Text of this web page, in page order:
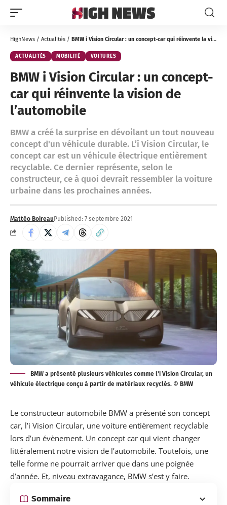
HighNews / Actualités / BMW i Vision Circular : un concept-car qui réinvente la vision de l’automobile
ACTUALITÉS MOBILITÉ VOITURES
BMW i Vision Circular : un concept-
car qui réinvente la vision de
l’automobile
BMW a créé la surprise en dévoilant un tout nouveau
concept d'un véhicule durable. L’i Vision Circular, le
concept car est un véhicule électrique entièrement
recyclable. Ce dernier représente, selon le
constructeur, ce à quoi devrait ressembler la voiture
urbaine dans les prochaines années.
Mattéo Boireau Published: 7 septembre 2021
BMW a présenté plusieurs véhicules comme l'i Vision Circular, un
véhicule électrique conçu à partir de matériaux recyclés. © BMW
Le constructeur automobile BMW a présenté son concept
car, l’i Vision Circular, une voiture entièrement recyclable
lors d’un évènement. Un concept car qui vient changer
littéralement notre vision de l’automobile. Toutefois, une
telle forme ne pourrait arriver que dans une poignée
d’année. Et, niveau extravagance, BMW s’est y faire.
Sommaire